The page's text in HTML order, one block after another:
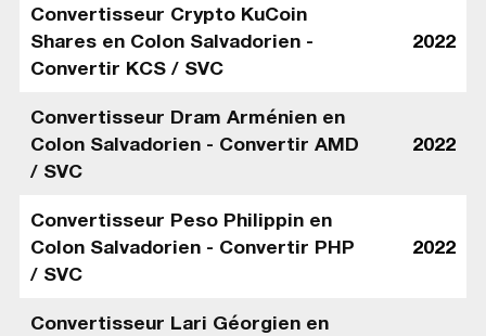
Convertisseur Crypto KuCoin
Shares en Colon Salvadorien -
Convertir KCS / SVC
2022
Convertisseur Dram Arménien en
Colon Salvadorien - Convertir AMD
/ SVC
2022
Convertisseur Peso Philippin en
Colon Salvadorien - Convertir PHP
/ SVC
2022
Convertisseur Lari Géorgien en